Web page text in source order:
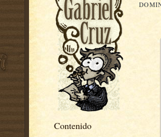
Contenido